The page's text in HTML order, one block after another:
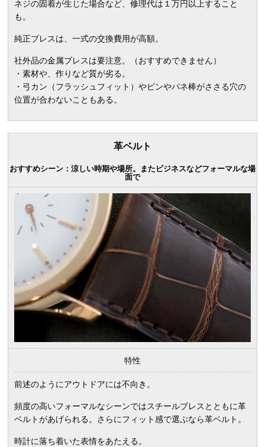
ネジの固着が生じた場合など、修理代は１万円以上すること
も。
純正ブレスは、一式の交換費用が高額。
社外品の金属ブレスは要注意。（おすすめできません）
・素材や、作りなど質が劣る。
・弓カン（フラッシュフィット）やピンやバネ棒がささる穴の
位置が合わないこともある。
革ベルト
おすすめシーン：涼しい時期や場所。またビジネスなどフォーマルな場
面で
特性
前述のようにアウトドアには不向き。
頻度の高いフォーマルなシーンではスチールブレスとともに革
ベルトがあげられる。さらにフィット感で選ぶなら革ベルト。
時計に落ち着いた表情をあたえる。